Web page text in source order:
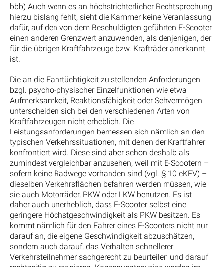
bbb) Auch wenn es an höchstrichterlicher Rechtsprechung
hierzu bislang fehlt, sieht die Kammer keine Veranlassung
dafür, auf den von dem Beschuldigten geführten E-Scooter
einen anderen Grenzwert anzuwenden, als denjenigen, der
für die übrigen Kraftfahrzeuge bzw. Krafträder anerkannt
ist.
Die an die Fahrtüchtigkeit zu stellenden Anforderungen
bzgl. psycho-physischer Einzelfunktionen wie etwa
Aufmerksamkeit, Reaktionsfähigkeit oder Sehvermögen
unterscheiden sich bei den verschiedenen Arten von
Kraftfahrzeugen nicht erheblich. Die
Leistungsanforderungen bemessen sich nämlich an den
typischen Verkehrssituationen, mit denen der Kraftfahrer
konfrontiert wird. Diese sind aber schon deshalb als
zumindest vergleichbar anzusehen, weil mit E-Scootern –
sofern keine Radwege vorhanden sind (vgl. § 10 eKFV) –
dieselben Verkehrsflächen befahren werden müssen, wie
sie auch Motorräder, PKW oder LKW benutzen. Es ist
daher auch unerheblich, dass E-Scooter selbst eine
geringere Höchstgeschwindigkeit als PKW besitzen. Es
kommt nämlich für den Fahrer eines E-Scooters nicht nur
darauf an, die eigene Geschwindigkeit abzuschätzen,
sondern auch darauf, das Verhalten schnellerer
Verkehrsteilnehmer sachgerecht zu beurteilen und darauf